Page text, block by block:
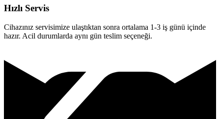
Hızlı Servis
Cihazınız servisimize ulaştıktan sonra ortalama 1-3 iş günü içinde
hazır. Acil durumlarda aynı gün teslim seçeneği.